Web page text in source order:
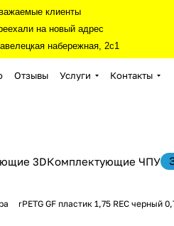
клиенты
на новый адрес
набережная, 2с1
Отзывы Услуги Контакты
3DКомплектующие ЧПУ
rPETG GF пластик 1,75 REC черный